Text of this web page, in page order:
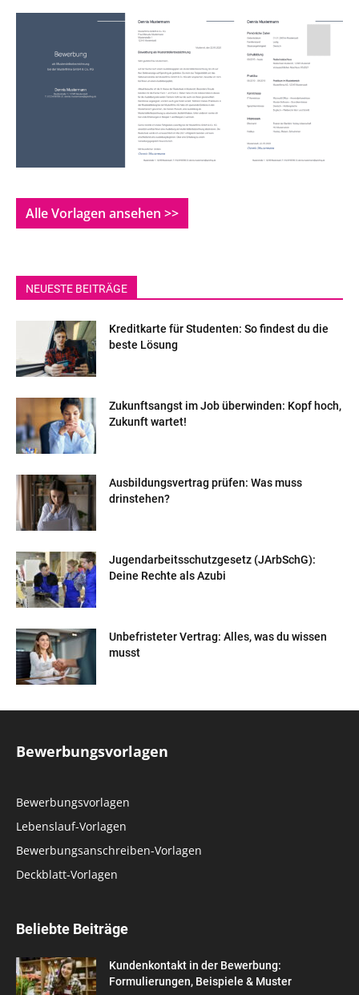
Alle Vorlagen ansehen >>
NEUESTE BEITRÄGE
Kreditkarte für Studenten: So findest du die
beste Lösung
Zukunftsangst im Job überwinden: Kopf hoch,
Zukunft wartet!
Ausbildungsvertrag prüfen: Was muss
drinstehen?
Jugendarbeitsschutzgesetz (JArbSchG):
Deine Rechte als Azubi
Unbefristeter Vertrag: Alles, was du wissen
musst
Bewerbungsvorlagen
Bewerbungsvorlagen
Lebenslauf-Vorlagen
Bewerbungsanschreiben-Vorlagen
Deckblatt-Vorlagen
Beliebte Beiträge
Kundenkontakt in der Bewerbung:
Formulierungen, Beispiele & Muster